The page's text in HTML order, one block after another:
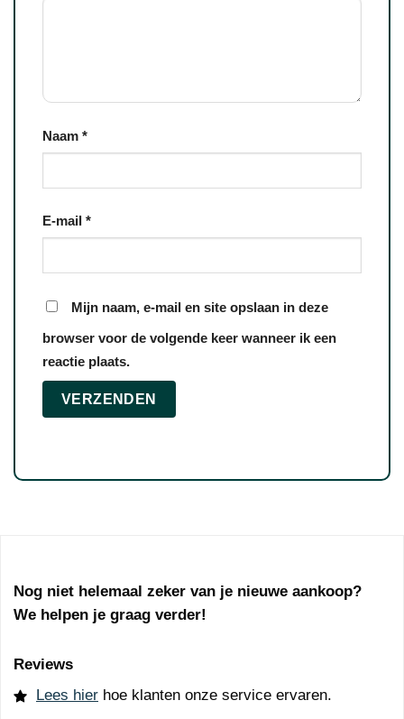
Naam *
E-mail *
Mijn naam, e-mail en site opslaan in deze
browser voor de volgende keer wanneer ik een
reactie plaats.
Nog niet helemaal zeker van je nieuwe aankoop?
We helpen je graag verder!
Reviews
Lees hier hoe klanten onze service ervaren.